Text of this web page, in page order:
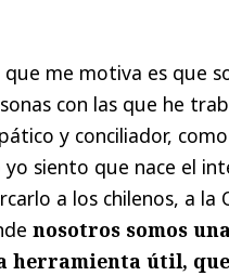
que me motiva es que
con las que he
y conciliador,
yo siento que nace el
a los chilenos, a
nosotros somos
herramienta útil,